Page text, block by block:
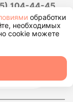
104-44-45
обработки
необходимых
cookie можете